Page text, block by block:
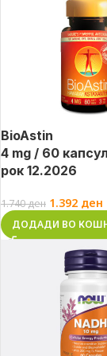
BioAstin
4 mg / 60
рок 12.2026
1.740ден 1.392 ден
ДОДАДИ ВО